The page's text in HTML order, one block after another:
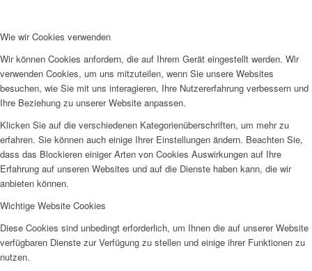
Ambulante Hilfen zur Erziehung
SPFH
Wie wir Cookies verwenden
Wir können Cookies anfordern, die auf Ihrem Gerät eingestellt werden. Wir
verwenden Cookies, um uns mitzuteilen, wenn Sie unsere Websites
besuchen, wie Sie mit uns interagieren, Ihre Nutzererfahrung verbessern und
Ihre Beziehung zu unserer Website anpassen.
Klicken Sie auf die verschiedenen Kategorienüberschriften, um mehr zu
erfahren. Sie können auch einige Ihrer Einstellungen ändern. Beachten Sie,
dass das Blockieren einiger Arten von Cookies Auswirkungen auf Ihre
Erfahrung auf unseren Websites und auf die Dienste haben kann, die wir
anbieten können.
Wichtige Website Cookies
Diese Cookies sind unbedingt erforderlich, um Ihnen die auf unserer Website
verfügbaren Dienste zur Verfügung zu stellen und einige ihrer Funktionen zu
nutzen.